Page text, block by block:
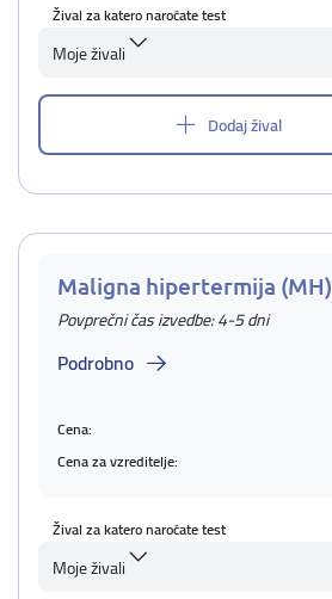
Žival za katero naročate test
Moje živali
Dodaj žival
Maligna hipertermija (MH)
Povprečni čas izvedbe: 4-5 dni
Podrobno
Cena:
Cena za vzreditelje:
Žival za katero naročate test
Moje živali